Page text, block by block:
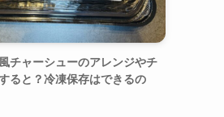
チャーシューのアレンジやチ
ると？冷凍保存はできるの